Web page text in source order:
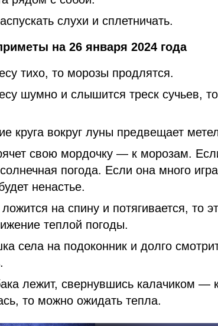
слухи и сплетничать.
на 26 января 2024 года
тихо, то морозы продлятся.
шумно и слышится треск сучьев,
круга вокруг луны предвещает
свою мордочку — к морозам.
погода. Если она много
ненастье.
на спину и потягивается, то
теплой погоды.
села на подоконник и долго
лежит, свернувшись калачиком —
то можно ожидать тепла.